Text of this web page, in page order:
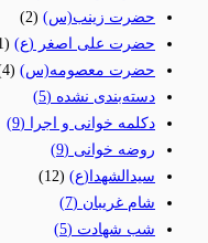
حضرت زینب(س) (2)
حضرت علی اصغر (ع) (1)
حضرت معصومه(س) (4)
دسته‌بندی نشده (5)
دکلمه خوانی و اجرا (9)
روضه خوانی (9)
سیدالشهدا(ع) (12)
شام غریبان (7)
شب شهادت (5)